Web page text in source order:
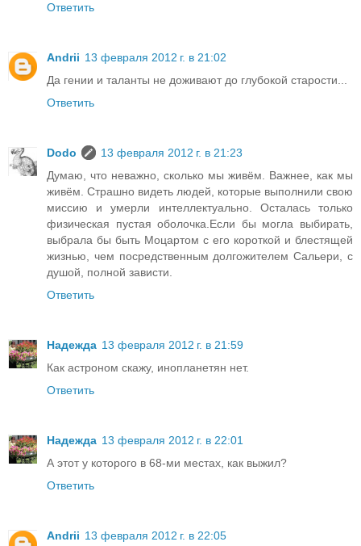
Ответить
Andrii 13 февраля 2012 г. в 21:02
Да гении и таланты не доживают до глубокой старости...
Ответить
Dodo
13 февраля 2012 г. в 21:23
Думаю, что неважно, сколько мы живём. Важнее, как мы
живём. Страшно видеть людей, которые выполнили свою
миссию и умерли интеллектуально. Осталась только
физическая пустая оболочка.Если бы могла выбирать,
выбрала бы быть Моцартом с его короткой и блестящей
жизнью, чем посредственным долгожителем Сальери, с
душой, полной зависти.
Ответить
Надежда 13 февраля 2012 г. в 21:59
Как астроном скажу, инопланетян нет.
Ответить
Надежда 13 февраля 2012 г. в 22:01
А этот у которого в 68-ми местах, как выжил?
Ответить
Andrii 13 февраля 2012 г. в 22:05